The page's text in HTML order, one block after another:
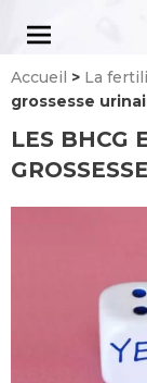
contenu
Accueil > La
grossesse
LES BHCG